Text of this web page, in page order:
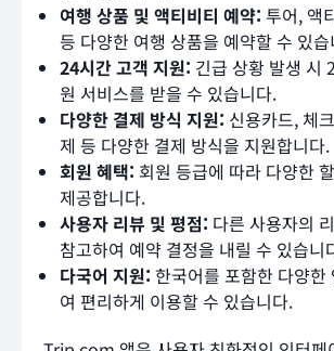
여행 상품 및 액티비티 예약: 투어, 액
등 다양한 여행 상품을 예약할 수 있
24시간 고객 지원: 긴급 상황 발생 시
원 서비스를 받을 수 있습니다.
다양한 결제 방식 지원: 신용카드, 체
제 등 다양한 결제 방식을 지원합니다.
회원 혜택: 회원 등급에 따라 다양한
제공합니다.
사용자 리뷰 및 평점: 다른 사용자의
참고하여 예약 결정을 내릴 수 있습니
다국어 지원: 한국어를 포함한 다양한
여 편리하게 이용할 수 있습니다.